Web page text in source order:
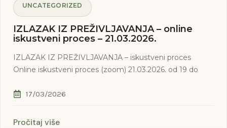
UNCATEGORIZED
IZLAZAK IZ PREŽIVLJAVANJA – online
iskustveni proces – 21.03.2026.
IZLAZAK IZ PREŽIVLJAVANJA – iskustveni proces
Online iskustveni proces (zoom) 21.03.2026. od 19 do
17/03/2026
Pročitaj više